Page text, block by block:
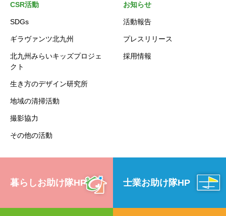
CSR活動
SDGs
ギラヴァンツ北九州
北九州みらいキッズプロジェ
クト
生き方のデザイン研究所
地域の清掃活動
撮影協力
その他の活動
お知らせ
活動報告
プレスリリース
採用情報
暮らしお助け隊HP 士業お助け隊HP